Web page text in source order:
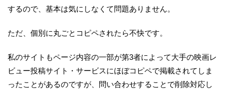
するので、基本は気にしなくて問題ありません。
ただ、個別に丸ごとコピペされたら不快です。
私のサイトもページ内容の一部が第3者によって大手の映画レ
ビュー投稿サイト・サービスにほぼコピペで掲載されてしま
ったことがあるのですが、問い合わせすることで削除対応し